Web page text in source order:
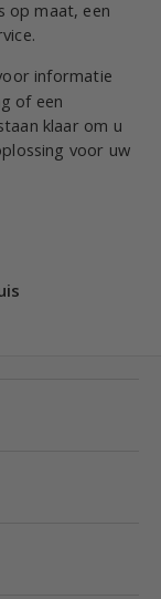
op maat, een
informatie
of een
klaar om u
voor uw